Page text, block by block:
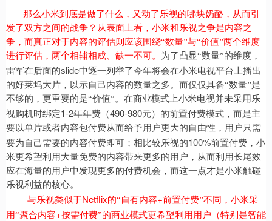
那么小米到底是做了什么，又动了乐视的哪块奶酪，从而引
发了双方之间的战争？从表面上看，小米和乐视之争是内容之
争，而真正对于内容的评估则应该围绕“数量”与“价值”两个维度
进行评估，两个相辅相成、缺一不可。 为了凸显“数量”的维度，
雷军在后面的slide中逐一列举了今年将会在小米电视平台上播出
的好莱坞大片，以示自己内容的数量之多。而仅仅具备“数量”是
不够的，更重要的是“价值”。在商业模式上小米电视并未采用乐
视购机时绑定1-2年年费（490-980元）的前置付费模式，而是主
要以单片或者内容包付费从而给予用户更大的自由性，用户只需
要为自己需要的内容付费即可；相比较乐视的100%前置付费，小
米更希望利用大量免费的内容带来更多的用户，从而利用长尾效
应在海量的用户中发现更多的付费机会，而这一点才是小米触碰
乐视利益的核心。
与乐视类似于Netflix的“自有内容+前置付费”不同，小米采
用“聚合内容+按需付费”的商业模式更希望利用用户（特别是智能